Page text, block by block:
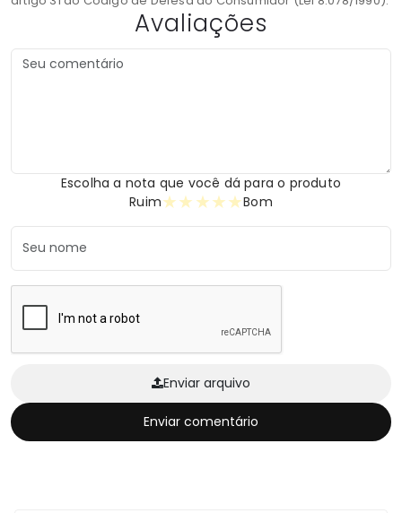
Avaliações
Escolha a nota que você dá para o produto
Ruim
★
★
★
★
★ Bom
Enviar arquivo
Enviar comentário